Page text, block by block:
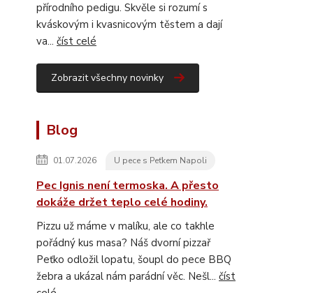
přírodního pedigu. Skvěle si rozumí s
kváskovým i kvasnicovým těstem a dají
va... číst celé
Zobrazit všechny novinky
Blog
01.07.2026 U pece s Peťkem Napoli
Pec Ignis není termoska. A přesto
dokáže držet teplo celé hodiny.
Pizzu už máme v malíku, ale co takhle
pořádný kus masa? Náš dvorní pizzař
Peťko odložil lopatu, šoupl do pece BBQ
žebra a ukázal nám parádní věc. Nešl... číst